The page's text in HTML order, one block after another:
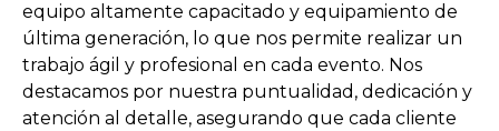
equipo altamente capacitado y equipamiento de
última generación, lo que nos permite realizar un
trabajo ágil y profesional en cada evento. Nos
destacamos por nuestra puntualidad, dedicación y
atención al detalle, asegurando que cada cliente